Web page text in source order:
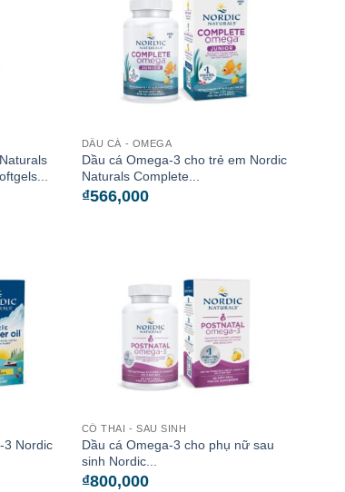
DẦU CÁ - OMEGA
Dầu cá Omega-3 cho trẻ em Nordic
Naturals Complete...
₫566,000
3 Nordic
CÓ THAI - SAU SINH
Dầu cá Omega-3 cho phụ nữ sau
sinh Nordic...
₫800,000